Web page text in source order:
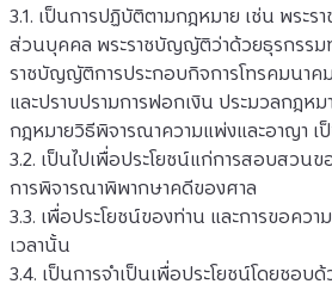
3.1. เป็นการปฏิบัติตามกฎหมาย เช่น พร
ส่วนบุคคล พระราชบัญญัติว่าด้วยธุรกรรม
ราชบัญญัติการประกอบกิจการโทรคมนา
และปราบปรามการฟอกเงิน ประมวลกฎห
กฎหมายวิธีพิจารณาความแพ่งและอาญา เ
3.2. เป็นไปเพื่อประโยชน์แก่การสอบสว
การพิจารณาพิพากษาคดีของศาล
3.3. เพื่อประโยชน์ของท่าน และการขอควา
เวลานั้น
3.4. เป็นการจำเป็นเพื่อประโยชน์โดยชอ